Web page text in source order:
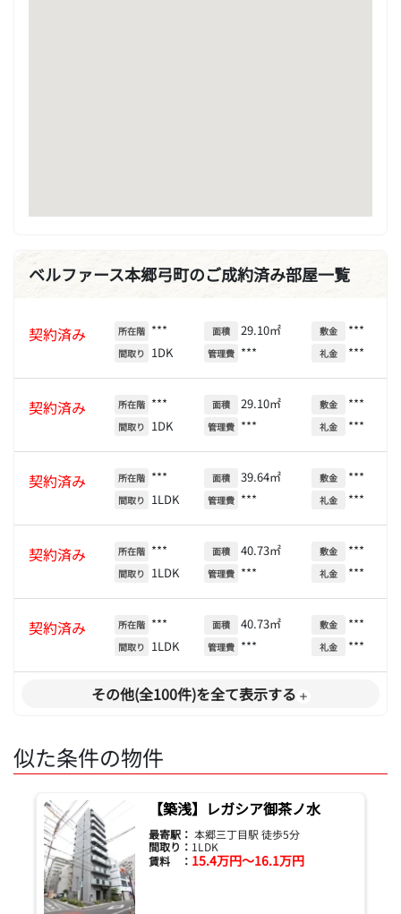
ベルファース本郷弓町のご成約済み部屋一覧
契約済み 所在階 ***
間取り 1DK
面積 29.10㎡
管理費 ***
敷金 ***
礼金 ***
契約済み 所在階 ***
間取り 1DK
面積 29.10㎡
管理費 ***
敷金 ***
礼金 ***
契約済み 所在階 ***
間取り 1LDK
面積 39.64㎡
管理費 ***
敷金 ***
礼金 ***
契約済み 所在階 ***
間取り 1LDK
面積 40.73㎡
管理費 ***
敷金 ***
礼金 ***
契約済み 所在階 ***
間取り 1LDK
面積 40.73㎡
管理費 ***
敷金 ***
礼金 ***
その他(全100件)を全て表示する
似た条件の物件
【築浅】レガシア御茶ノ水
最寄駅： 本郷三丁目駅 徒歩5分
間取り： 1LDK
賃料 ： 15.4万円～16.1万円